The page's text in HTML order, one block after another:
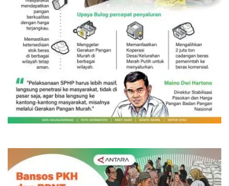
SPHP jaga harga beras
8 jam lalu